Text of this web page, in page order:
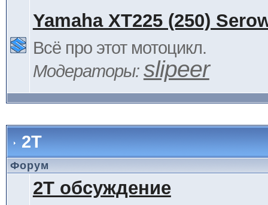
Yamaha XT225 (250)
Всё про этот мотоцикл.
Модераторы: slipeer
2Т
Форум
2Т обсуждение